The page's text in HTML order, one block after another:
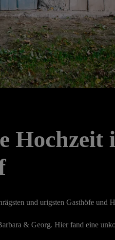
Hochzeit
und urigsten Gasthöfe und
& Georg. Hier fand eine